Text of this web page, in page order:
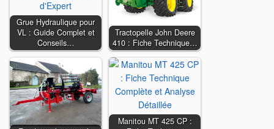
Grue Hydraulique pour
VL : Guide Complet et
Conseils…
Tractopelle John Deere
410 : Fiche Technique…
Manitou MT 425 CP :